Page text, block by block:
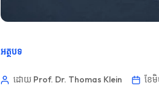
អត្ថបទ
ដោយ Prof. Dr. Thomas Klein ខែ​